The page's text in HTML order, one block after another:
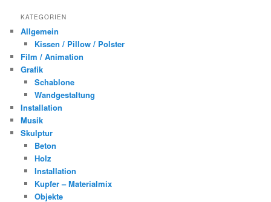
KATEGORIEN
Allgemein
Kissen / Pillow / Polster
Film / Animation
Grafik
Schablone
Wandgestaltung
Installation
Musik
Skulptur
Beton
Holz
Installation
Kupfer – Materialmix
Objekte